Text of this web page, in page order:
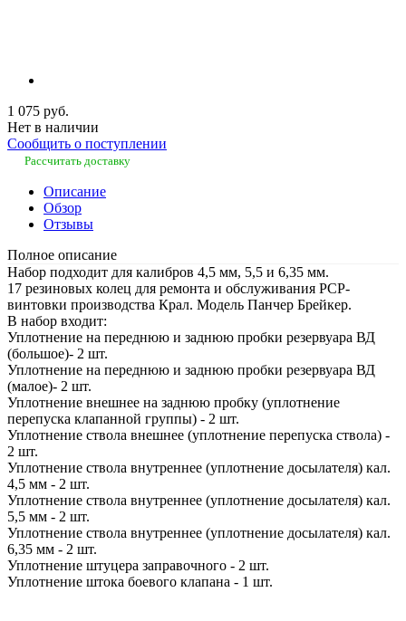
1 075 руб.
Нет в наличии
Сообщить о поступлении
Рассчитать доставку
Описание
Обзор
Отзывы
Полное описание
Набор подходит для калибров 4,5 мм, 5,5 и 6,35 мм.
17 резиновых колец для ремонта и обслуживания РСР-
винтовки производства Крал. Модель Панчер Брейкер.
В набор входит:
Уплотнение на переднюю и заднюю пробки резервуара ВД
(большое)- 2 шт.
Уплотнение на переднюю и заднюю пробки резервуара ВД
(малое)- 2 шт.
Уплотнение внешнее на заднюю пробку (уплотнение
перепуска клапанной группы) - 2 шт.
Уплотнение ствола внешнее (уплотнение перепуска ствола) -
2 шт.
Уплотнение ствола внутреннее (уплотнение досылателя) кал.
4,5 мм - 2 шт.
Уплотнение ствола внутреннее (уплотнение досылателя) кал.
5,5 мм - 2 шт.
Уплотнение ствола внутреннее (уплотнение досылателя) кал.
6,35 мм - 2 шт.
Уплотнение штуцера заправочного - 2 шт.
Уплотнение штока боевого клапана - 1 шт.